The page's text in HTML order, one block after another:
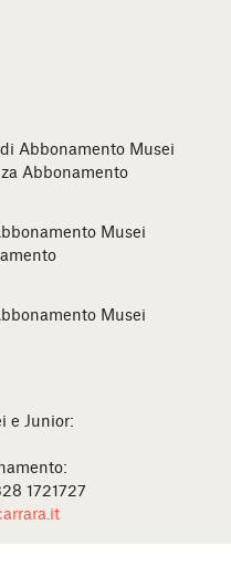
Abbonamento Musei
Abbonamento
Musei
Musei
e Junior:
1721727